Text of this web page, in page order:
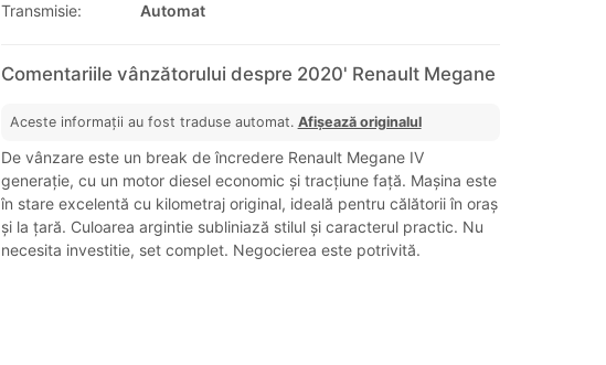
Transmisie:
Automat
Comentariile vânzătorului despre 2020' Renault Megane
Aceste informații au fost traduse automat. Afișează originalul
De vânzare este un break de încredere Renault Megane IV
generație, cu un motor diesel economic și tracțiune față. Mașina este
în stare excelentă cu kilometraj original, ideală pentru călătorii în oraș
și la țară. Culoarea argintie subliniază stilul și caracterul practic. Nu
necesita investitie, set complet. Negocierea este potrivită.